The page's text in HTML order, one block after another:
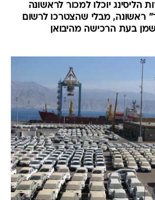
הליסינג יוכלו למכור לראשונה
ראשונה, מבלי שהצטרכו לרשום
בעת הרכישה מהיבואן